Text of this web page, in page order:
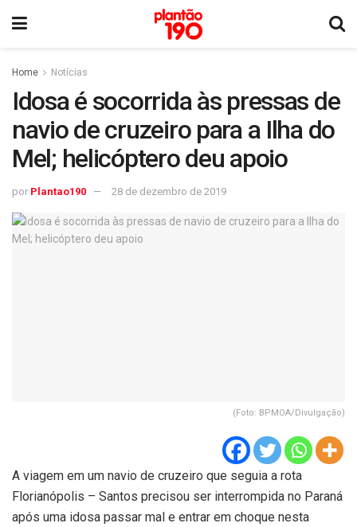
Home Notícias
Idosa é socorrida às pressas de
navio de cruzeiro para a Ilha do
Mel; helicóptero deu apoio
por Plantao190 28 de dezembro de 2019
(Foto: BPMOA/Divulgação)
A viagem em um navio de cruzeiro que seguia a rota
Florianópolis – Santos precisou ser interrompida no Paraná
após uma idosa passar mal e entrar em choque nesta